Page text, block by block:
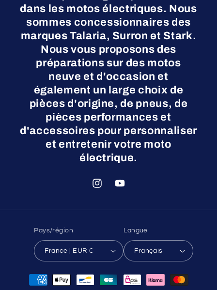
dans les motos électriques. Nous
sommes concessionnaires des
marques Talaria, Surron et Stark.
Nous vous proposons des
préparations sur des motos
neuve et d'occasion et
également un large choix de
pièces d'origine, de pneus, de
pièces performances et
d'accessoires pour personnaliser
et entretenir votre moto
électrique.
InstagramYouTube
Pays/région
France | EUR €
Langue
Français
Moyens